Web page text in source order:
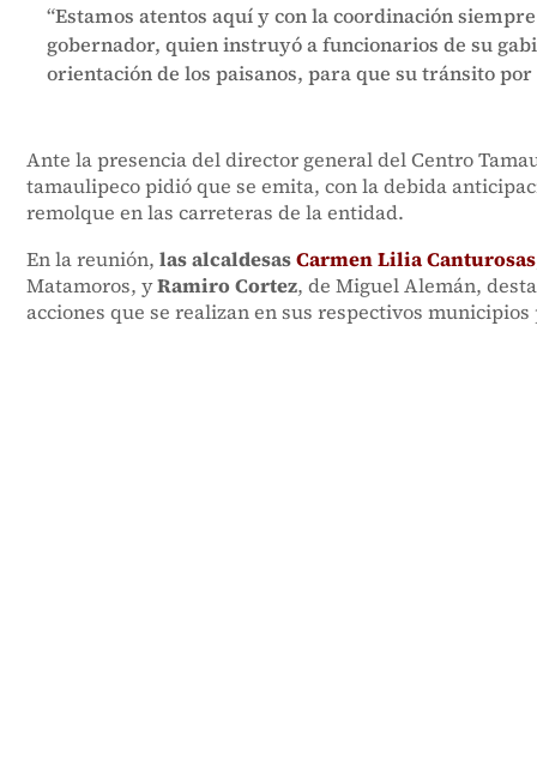
“Estamos atentos aquí y con la coordinación
gobernador, quien instruyó a funcionarios de su
orientación de los paisanos, para que su tránsito
Ante la presencia del director general del Centro
tamaulipeco pidió que se emita, con la debida
remolque en las carreteras de la entidad.
En la reunión, las alcaldesasCarmen Lilia Canturosas
Matamoros, yRamiro Cortez, de Miguel Alemán,
acciones que se realizan en sus respectivos